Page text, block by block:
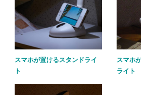
スマホが置けるスタンドライ
ト
スマホ
ライト